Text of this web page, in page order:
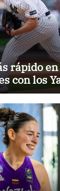
rápido
con los